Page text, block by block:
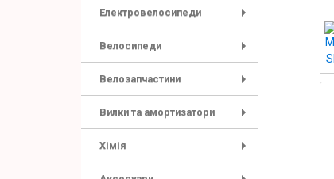
Електровелосипеди
Велосипеди
Велозапчастини
Вилки та амортизатори
Хімія